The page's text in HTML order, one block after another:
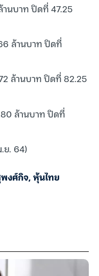
านบาท ปิดที่ 47.25
ล้านบาท ปิดที่
ล้านบาท ปิดที่ 82.25
ล้านบาท ปิดที่
ย. 64)
งศ์กิจ,หุ้นไทย